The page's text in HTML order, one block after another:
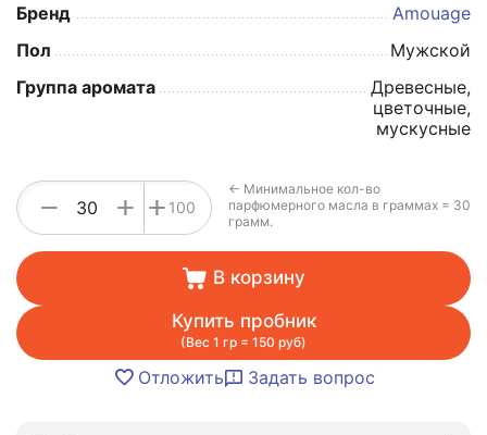
Бренд
Amouage
Пол
Мужской
Группа аромата
Древесные,
цветочные,
мускусные
+ 100
+
−
← Минимальное кол-во
парфюмерного масла в граммах = 30
грамм.
В корзину
Купить пробник
(Вес 1 гр = 150 руб)
Отложить Задать вопрос